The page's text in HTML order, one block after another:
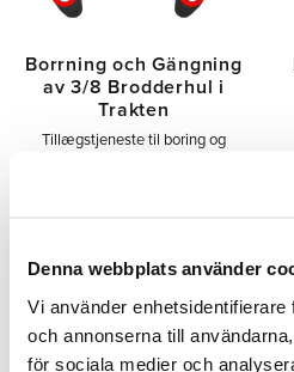
Denna webbplats använder
Vi använder
och annonserna till
för sociala medier och
Borrning och Gängning
av 3/8 Brodderhul i
Trakten
Tillægstjeneste til boring og
gevindskæring af 2 stk. 3/8"
Tilføj til
INFO